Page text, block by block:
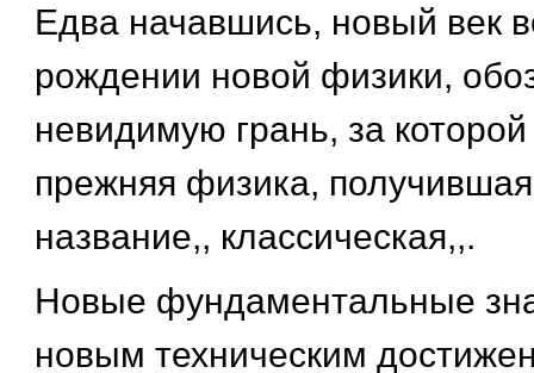
Едва начавшись, новый век
рождении новой физики,
невидимую грань, за
прежняя физика,
название,, классическая,,.
Новые фундаментальные
новым техническим